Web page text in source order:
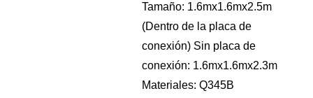
Tamaño: 1.6mx1.6mx2.5m
(Dentro de la placa de
conexión) Sin placa de
conexión: 1.6mx1.6mx2.3m
Materiales: Q345B